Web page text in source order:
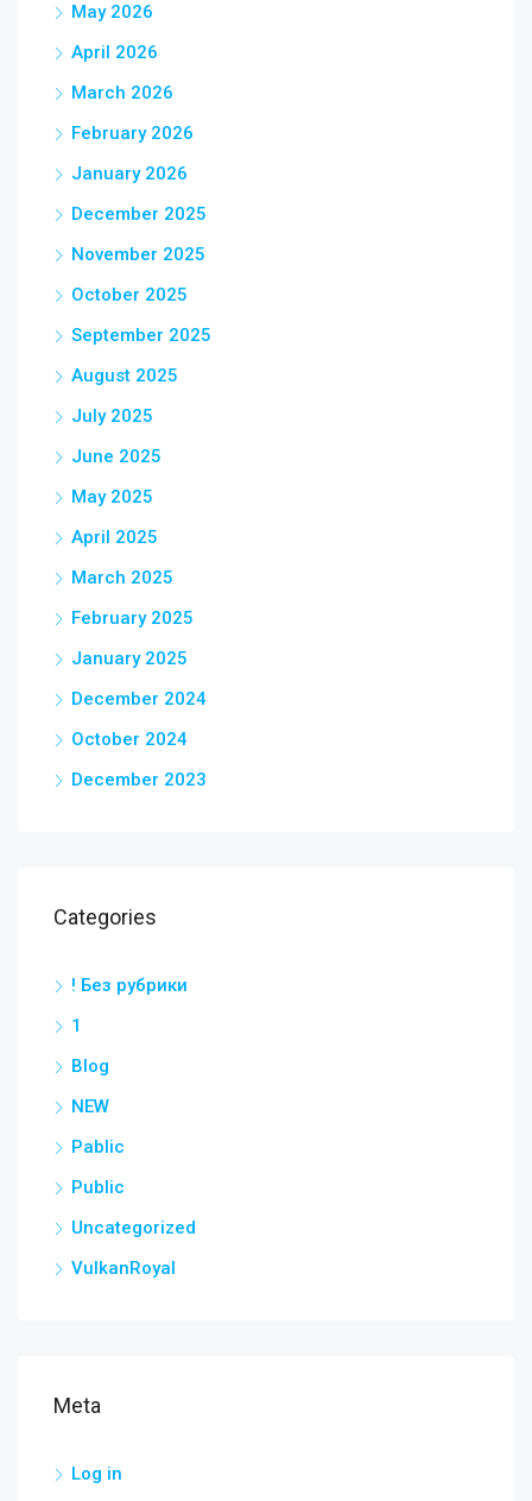
May 2026
April 2026
March 2026
February 2026
January 2026
December 2025
November 2025
October 2025
September 2025
August 2025
July 2025
June 2025
May 2025
April 2025
March 2025
February 2025
January 2025
December 2024
October 2024
December 2023
Categories
! Без рубрики
1
Blog
NEW
Pablic
Public
Uncategorized
VulkanRoyal
Meta
Log in